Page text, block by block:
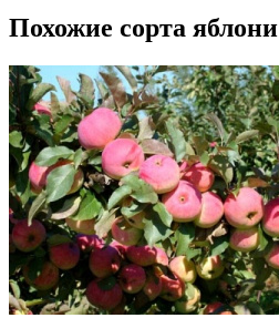
Похожие сорта яблони